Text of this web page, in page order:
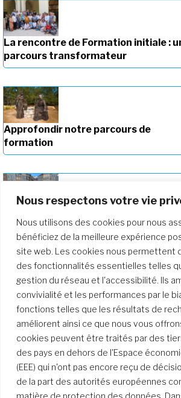
Nous respectons votre vie
Nous utilisons des cookies pour nous
bénéficiez de la meilleure expérience
site web. Les cookies nous permettent
des fonctionnalités essentielles telles
gestion du réseau et l'accessibilité. Ils
convivialité et les performances par le
fonctions telles que les résultats de
améliorent ainsi ce que nous vous
cookies peuvent être traités par des
des pays en dehors de l'Espace
(EEE) qui n'ont pas encore reçu de
de la part des autorités européennes
matière de protection des données.
La rencontre de Formation initiale :
parcours transformateur
Approfondir notre parcours de
formation
Rencontre européenne de la PTV sur
communauté